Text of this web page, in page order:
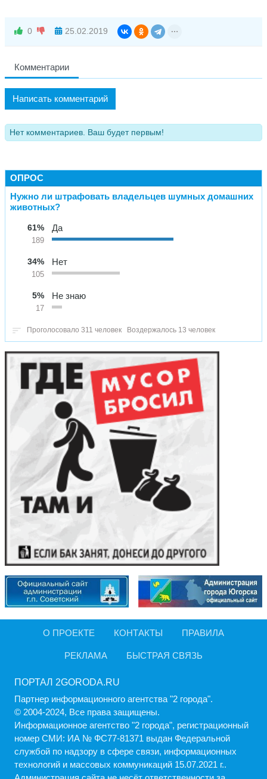
0 25.02.2019
Комментарии
Написать комментарий
Нет комментариев. Ваш будет первым!
ОПРОС
Нужно ли штрафовать владельцев шумных домашних
животных?
61%
189
Да
34%
105
Нет
5%
17
Не знаю
Проголосовало 311 человек Воздержалось 13 человек
О ПРОЕКТЕ КОНТАКТЫ ПРАВИЛА
РЕКЛАМА БЫСТРАЯ СВЯЗЬ
ПОРТАЛ 2GORODA.RU
Партнер информационного агентства "2 города".
© 2004-2024, Все права защищены.
Информационное агентство "2 города", регистрационный
номер СМИ: ИА № ФС77-81371 выдан Федеральной
службой по надзору в сфере связи, информационных
технологий и массовых коммуникаций 15.07.2021 г..